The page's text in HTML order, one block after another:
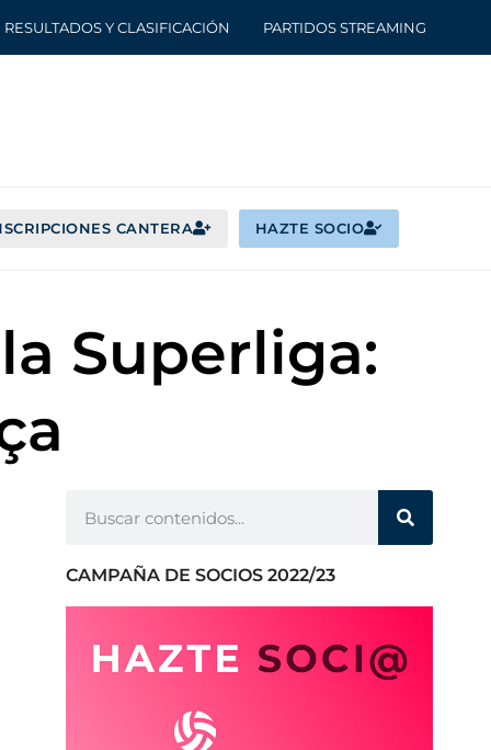
RESULTADOS Y CLASIFICACIÓN PARTIDOS STREAMING
CANTERA HAZTE SOCIO
Superliga:
CAMPAÑA DE SOCIOS 2022/23